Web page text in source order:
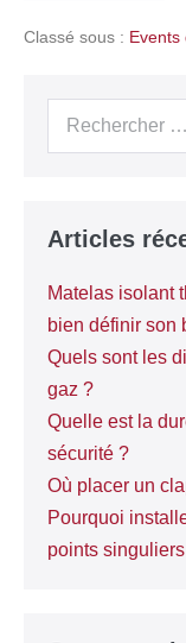
Classé sous : Events
Articles
Matelas isolant
bien définir son
Quels sont les
gaz ?
Quelle est la
sécurité ?
Où placer un
Pourquoi
points